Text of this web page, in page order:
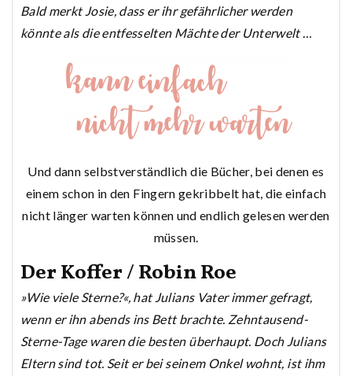
Bald merkt Josie, dass er ihr gefährlicher werden
könnte als die entfesselten Mächte der Unterwelt …
Und dann selbstverständlich die Bücher, bei denen es
einem schon in den Fingern gekribbelt hat, die einfach
nicht länger warten können und endlich gelesen werden
müssen.
Der Koffer / Robin Roe
»Wie viele Sterne?«, hat Julians Vater immer gefragt,
wenn er ihn abends ins Bett brachte. Zehntausend-
Sterne-Tage waren die besten überhaupt. Doch Julians
Eltern sind tot. Seit er bei seinem Onkel wohnt, ist ihm